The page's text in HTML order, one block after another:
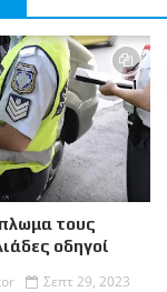
τους
οδηγοί
Σεπτ 29, 2023